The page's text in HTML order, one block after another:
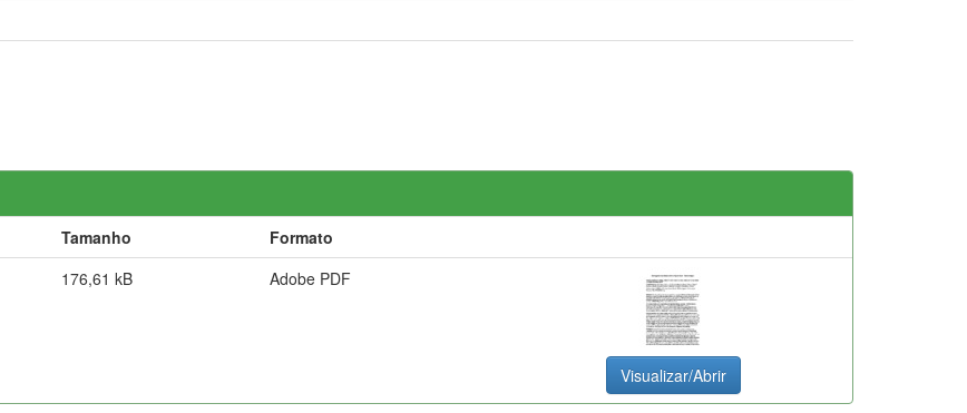
Tamanho
Formato
176,61 kB Adobe PDF
Visualizar/Abrir